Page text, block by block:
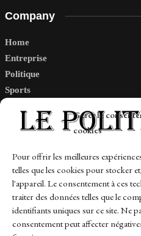
Gérer le
cookies
Pour offrir les meilleures
telles que les cookies pour stocker
l'appareil. Le consentement à ces
traiter des données telles que le
identifiants uniques sur ce site. Ne
consentement peut affecter
Company
Home
Entreprise
Politique
Sports
Links
Contact
Sitemap